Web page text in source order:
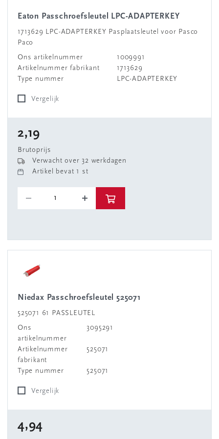
Eaton Passchroefsleutel LPC-ADAPTERKEY
1713629 LPC-ADAPTERKEY Pasplaatsleutel voor Pasco
Paco
Ons artikelnummer
1009991
Artikelnummer fabrikant
1713629
Type nummer
LPC-ADAPTERKEY
Vergelijk
2,19
Brutoprijs
Verwacht over 32 werkdagen
Artikel bevat 1 st
Niedax Passchroefsleutel 525071
525071 61 PASSLEUTEL
Ons
artikelnummer
3095291
Artikelnummer
fabrikant
525071
Type nummer 525071
Vergelijk
4,94